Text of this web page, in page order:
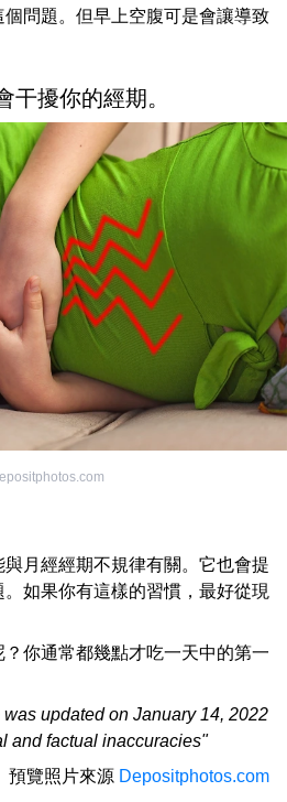
問題。但早上空腹可是會讓導致
干擾你的經期。
月經經期不規律有關。它也會提
。如果你有這樣的習慣，最好從現
你通常都幾點才吃一天中的第一
updated on January 14, 2022
and factual inaccuracies"
預覽照片來源 Depositphotos.com